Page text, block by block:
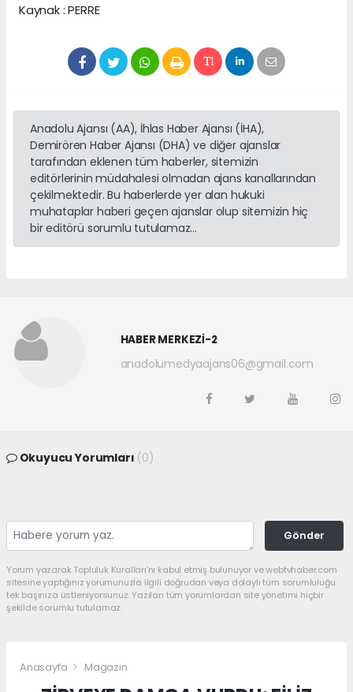
Kaynak : PERRE
Anadolu Ajansı (AA), İhlas Haber Ajansı (İHA),
Demirören Haber Ajansı (DHA) ve diğer ajanslar
tarafından eklenen tüm haberler, sitemizin
editörlerinin müdahalesi olmadan ajans kanallarından
çekilmektedir. Bu haberlerde yer alan hukuki
muhataplar haberi geçen ajanslar olup sitemizin hiç
bir editörü sorumlu tutulamaz...
HABER MERKEZİ-2
anadolumedyaajans06@gmail.com
Okuyucu Yorumları (0)
Gönder
Yorum yazarak Topluluk Kuralları’nı kabul etmiş bulunuyor ve webtvhaber.com
sitesine yaptığınız yorumunuzla ilgili doğrudan veya dolaylı tüm sorumluluğu
tek başınıza üstleniyorsunuz. Yazılan tüm yorumlardan site yönetimi hiçbir
şekilde sorumlu tutulamaz.
Anasayfa Magazin